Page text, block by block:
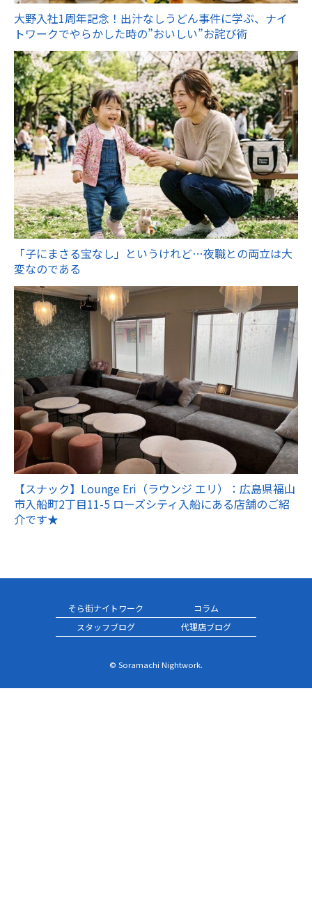
大野入社1周年記念！出汁なしうどん事件に学ぶ、ナイ
トワークでやらかした時の”おいしい”お詫び術
「子にまさる宝なし」というけれど…夜職との両立は大
変なのである
【スナック】Lounge Eri（ラウンジ エリ）：広島県福山
市入船町2丁目11-5 ローズシティ入船にある店舗のご紹
介です★
そら街ナイトワーク
コラム
スタッフブログ
代理店ブログ
© Soramachi Nightwork.